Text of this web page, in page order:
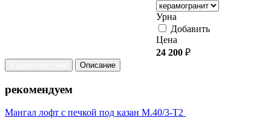
Урна
Добавить
Цена
24 200 ₽
Описание
рекомендуем
Мангал лофт с печкой под казан М.40/3-Т2